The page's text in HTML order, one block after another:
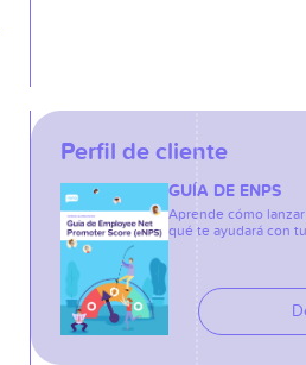
Perfil de cliente
GUÍA DE ENPS
Aprende cómo
qué te ayudará con